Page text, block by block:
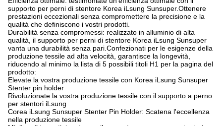
supporto per perni di stentore Korea iLsung Sunsuper.Ottenere
prestazioni eccezionali senza compromettere la precisione e la
qualità che definiscono i vostri prodotti.
Durabilità senza compromessi: realizzato in alluminio di alta
qualità, il supporto per perni di stentore Korea iLsung Sunsuper
vanta una durabilità senza pari.Confezionati per le esigenze della
produzione tessile ad alta velocità, garantisce la longevità,
riducendo al minimo la lista di 5 possibili titoli H1 per la pagina del
prodotto:
Elevate la vostra produzione tessile con Korea iLsung Sunsuper
Stenter pin holder
Rivoluzionate la vostra produzione tessile con il supporto a perno
per stentori iLsung
Corea iLsung Sunsuper Stenter Pin Holder: Scatena l'eccellenza
nella produzione tessile